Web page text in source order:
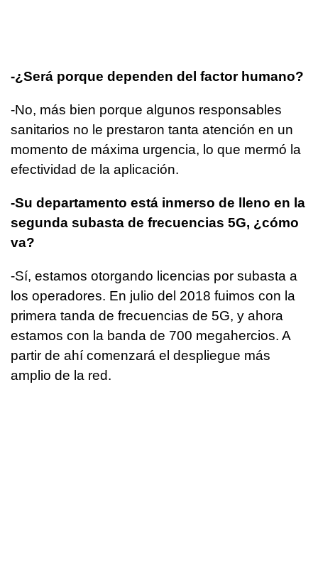
-¿Será porque dependen del factor humano?
-No, más bien porque algunos responsables
sanitarios no le prestaron tanta atención en un
momento de máxima urgencia, lo que mermó la
efectividad de la aplicación.
-Su departamento está inmerso de lleno en la
segunda subasta de frecuencias 5G, ¿cómo
va?
-Sí, estamos otorgando licencias por subasta a
los operadores. En julio del 2018 fuimos con la
primera tanda de frecuencias de 5G, y ahora
estamos con la banda de 700 megahercios. A
partir de ahí comenzará el despliegue más
amplio de la red.